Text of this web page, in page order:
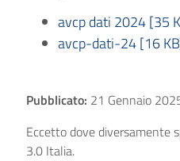
avcp dati 2024 [35
avcp-dati-24 [16
Pubblicato: 21 Gennaio
Eccetto dove diversamente
3.0 Italia.